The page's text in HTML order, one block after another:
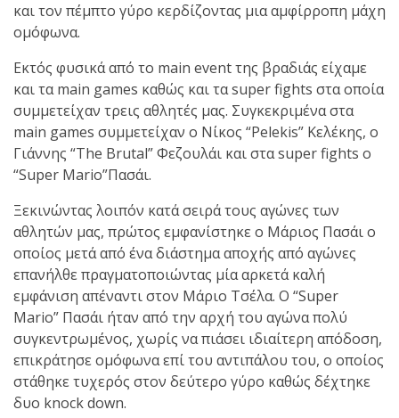
Με μεγάλη
πραγματοποιήθηκε το
κλειστό σεμινάριο
Brazilian Jiu-Jitsu με τον
Grand Master Reyson
Galatsi!
Ο
Κορυφαίος
Βραζιλιάνος προπονητής
Reyson Gracie Red Belt 9th
Degree, σε σεμινάριο BJJ
και τον πέμπτο γύρο κερδίζοντας μια αμφίρροπη μάχη
ομόφωνα.
Εκτός φυσικά από το main event της βραδιάς είχαμε
και τα main games καθώς και τα super fights στα οποία
συμμετείχαν τρεις αθλητές μας. Συγκεκριμένα στα
main games συμμετείχαν ο Νίκος “Pelekis” Κελέκης, ο
Γιάννης “The Brutal” Φεζουλάι και στα super fights ο
“Super Mario”Πασάι.
Ξεκινώντας λοιπόν κατά σειρά τους αγώνες των
αθλητών μας, πρώτος εμφανίστηκε ο Μάριος Πασάι ο
οποίος μετά από ένα διάστημα αποχής από αγώνες
επανήλθε πραγματοποιώντας μία αρκετά καλή
εμφάνιση απέναντι στον Μάριο Τσέλα. Ο “Super
Mario” Πασάι ήταν από την αρχή του αγώνα πολύ
συγκεντρωμένος, χωρίς να πιάσει ιδιαίτερη απόδοση,
επικράτησε ομόφωνα επί του αντιπάλου του, ο οποίος
στάθηκε τυχερός στον δεύτερο γύρο καθώς δέχτηκε
δυο knock down.